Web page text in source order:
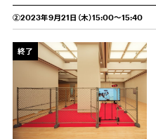
②2023年9月21日（木）15:00～15:40
終了